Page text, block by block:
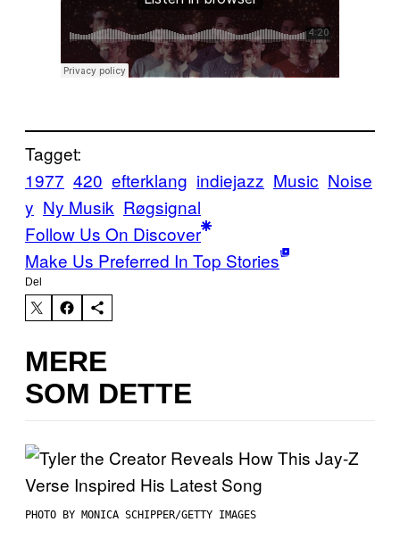
Tagget:
1977 420 efterklang indiejazz Music Noise
y Ny Musik Røgsignal
Follow Us On Discover
Make Us Preferred In Top Stories
Del
MERE
SOM DETTE
PHOTO BY MONICA SCHIPPER/GETTY IMAGES